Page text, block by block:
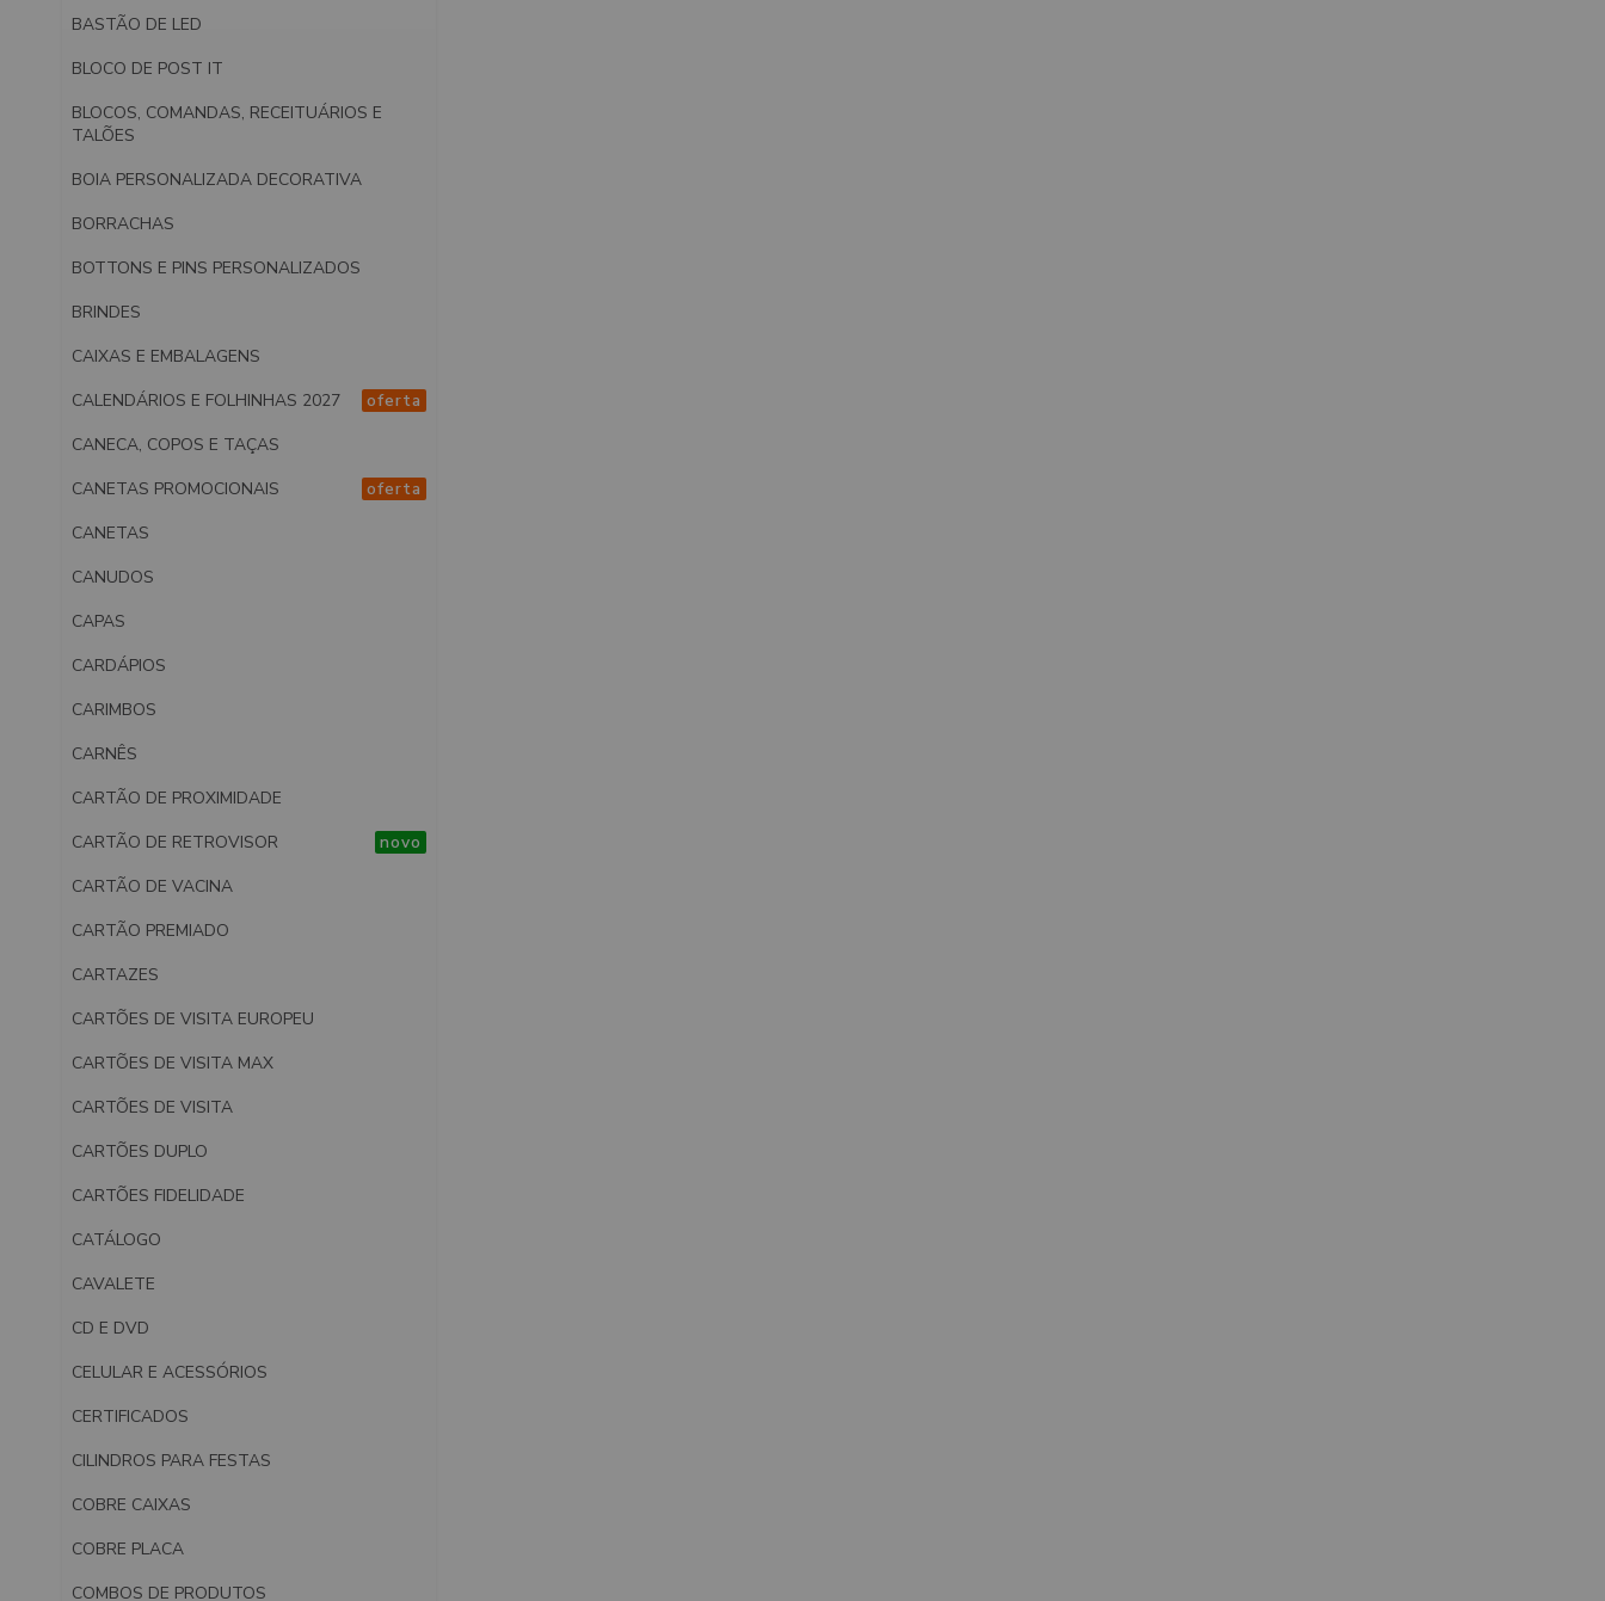
BASTÃO DE LED
BLOCO DE POST IT
BLOCOS, COMANDAS, RECEITUÁRIOS E
TALÕES
BOIA PERSONALIZADA DECORATIVA
BORRACHAS
BOTTONS E PINS PERSONALIZADOS
BRINDES
CAIXAS E EMBALAGENS
CALENDÁRIOS E FOLHINHAS 2027
oferta
CANECA, COPOS E TAÇAS
CANETAS PROMOCIONAIS
oferta
CANETAS
CANUDOS
CAPAS
CARDÁPIOS
CARIMBOS
CARNÊS
CARTÃO DE PROXIMIDADE
CARTÃO DE RETROVISOR
novo
CARTÃO DE VACINA
CARTÃO PREMIADO
CARTAZES
CARTÕES DE VISITA EUROPEU
CARTÕES DE VISITA MAX
CARTÕES DE VISITA
CARTÕES DUPLO
CARTÕES FIDELIDADE
CATÁLOGO
CAVALETE
CD E DVD
CELULAR E ACESSÓRIOS
CERTIFICADOS
CILINDROS PARA FESTAS
COBRE CAIXAS
COBRE PLACA
COMBOS DE PRODUTOS